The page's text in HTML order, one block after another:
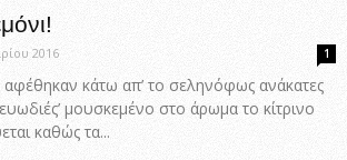
2016 1
κάτω απ’ το σεληνόφως ανάκατες
μουσκεμένο στο άρωμα το κίτρινο
καθώς τα...